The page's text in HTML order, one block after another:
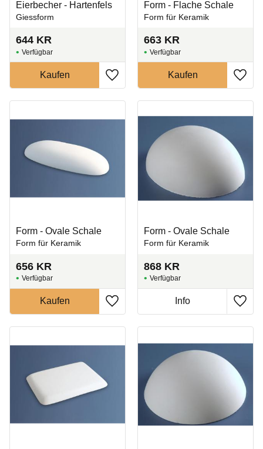
Eierbecher - Hartenfels
Giessform
644 KR
Zu Favoriten hinzufügen
Form - Flache Schale
Form für Keramik
663 KR
Zu
Form - Ovale Schale
Form für Keramik
656 KR
Zu Favoriten hinzufügen
Form - Ovale Schale
Form für Keramik
868 KR
Zu